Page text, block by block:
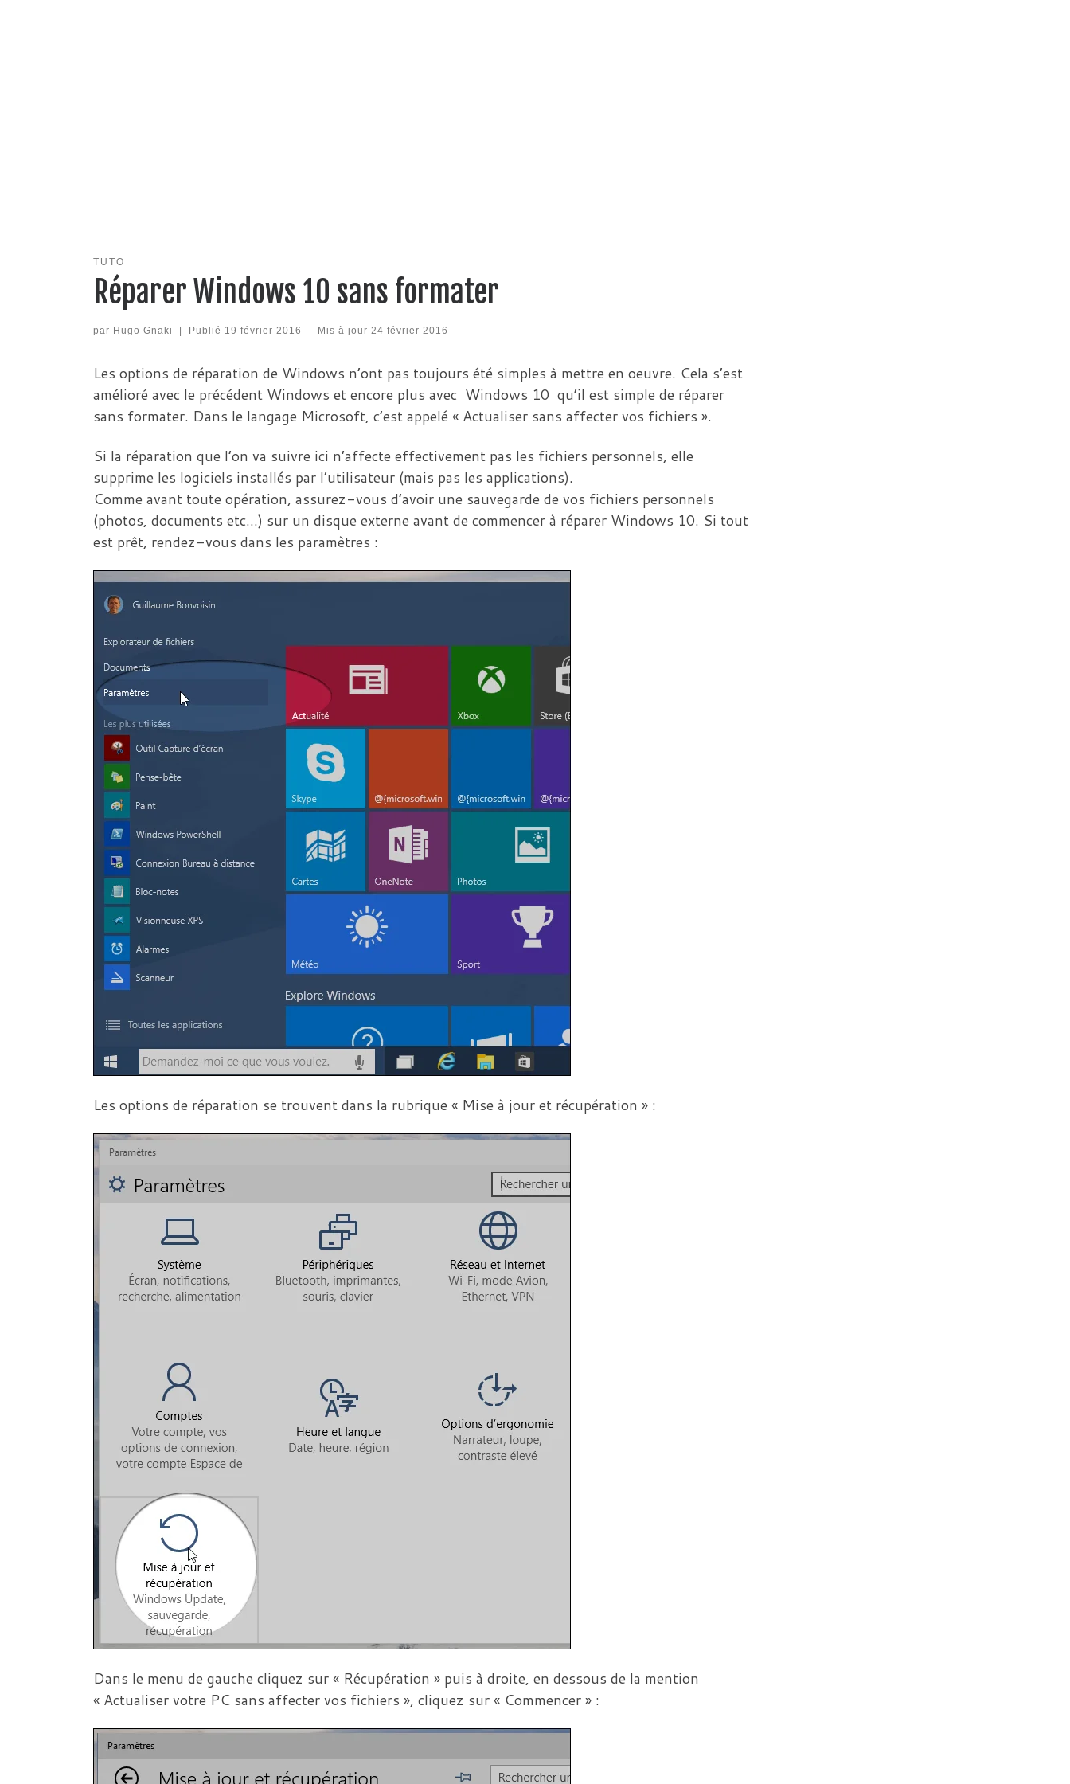
TUTO
Réparer Windows 10 sans formater
par Hugo Gnaki Publié 19 février 2016 - Mis à jour24 février 2016
Les options de réparation de Windows n’ont pas toujours été simples à mettre en oeuvre. Cela s’est
amélioré avec le précédent Windows et encore plus avec Windows 10 qu’il est simple de réparer
sans formater. Dans le langage Microsoft, c’est appelé « Actualiser sans affecter vos fichiers ».
Si la réparation que l’on va suivre ici n’affecte effectivement pas les fichiers personnels, elle
supprime les logiciels installés par l’utilisateur (mais pas les applications).
Comme avant toute opération, assurez-vous d’avoir une sauvegarde de vos fichiers personnels
(photos, documents etc…) sur un disque externe avant de commencer à réparer Windows 10. Si tout
est prêt, rendez-vous dans les paramètres :
Les options de réparation se trouvent dans la rubrique « Mise à jour et récupération » :
Dans le menu de gauche cliquez sur « Récupération » puis à droite, en dessous de la mention
« Actualiser votre PC sans affecter vos fichiers », cliquez sur « Commencer » :